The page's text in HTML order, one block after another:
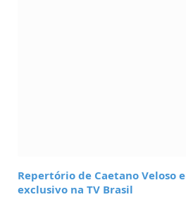
Repertório de Caetano Veloso
exclusivo na TV Brasil